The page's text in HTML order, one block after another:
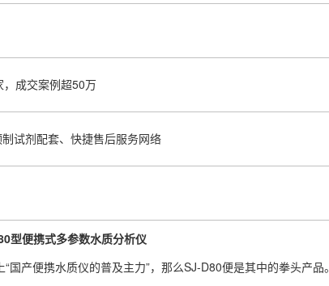
成交案例超50万
试剂配套、快捷售后服务网络
型便携式多参数水质分析仪
国产便携水质仪的普及主力”，那么SJ-D80便是其中的拳头产品。